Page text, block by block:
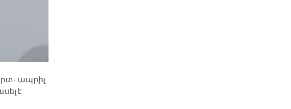
ապրիլ
է